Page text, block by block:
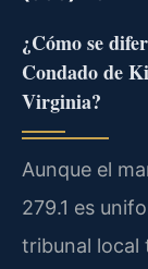
¿Cómo se
Condado de
Virginia?
Aunque el
279.1 es
tribunal local